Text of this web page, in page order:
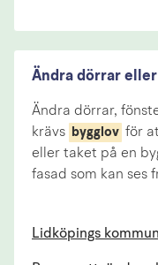
Ändra dörrar
Ändra dörrar,
krävs bygglov för
eller taket på en
fasad som kan ses
Lidköpings kommun